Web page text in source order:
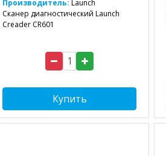
Производитель: Launch
Сканер диагностический Launch
Creader CR601
Купить